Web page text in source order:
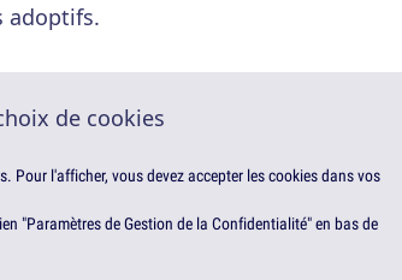
adoptifs.
de cookies
Pour l'afficher, vous devez accepter les cookies dans vos
"Paramètres de Gestion de la Confidentialité" en bas de